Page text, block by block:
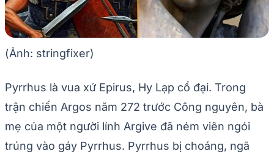
(Ảnh: stringfixer)
Pyrrhus là vua xứ Epirus, Hy Lạp cổ đại. Trong
trận chiến Argos năm 272 trước Công nguyên, bà
mẹ của một người lính Argive đã ném viên ngói
trúng vào gáy Pyrrhus. Pyrrhus bị choáng, ngã